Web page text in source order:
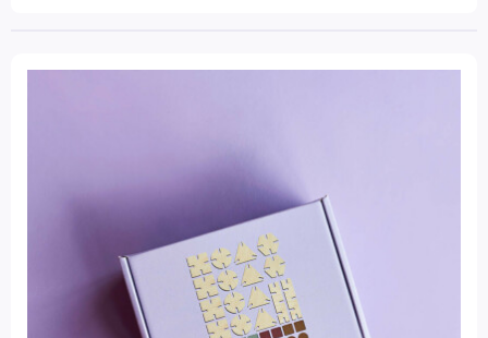
Mens & Maatschappij